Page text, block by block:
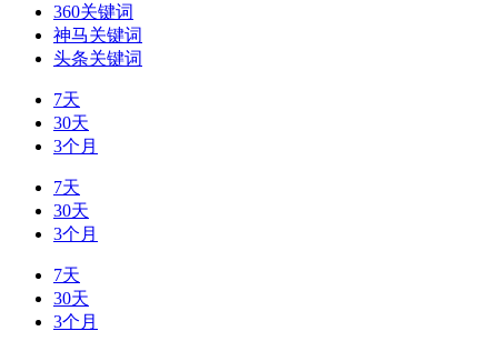
360关键词
神马关键词
头条关键词
7天
30天
3个月
7天
30天
3个月
7天
30天
3个月